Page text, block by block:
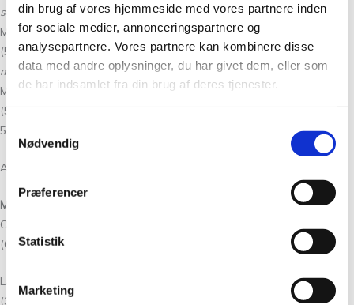
din brug af vores hjemmeside med vores partnere inden
for sociale medier, annonceringspartnere og
analysepartnere. Vores partnere kan kombinere disse
data med andre oplysninger, du har givet dem, eller som
de har indsamlet fra din brug af deres tjenester.
Nødvendig
Præferencer
Statistik
Marketing
sammen med(50) 100 (100) 100 (100) 100 g Isager Alpaca 1 fv E0
Mønsterfarve A:
(50) 50-100 (100) 100 (100) 100 g Isager Merilin fv 9holdt sammen
med(50) 50 (50) 50 (50) 50 g Isager Alpaca 1 fv E8s
Mønsterfarve B:
(50) 50 (50) 50 (50) 50 g Isager Merilin fv 30holdt sammen med(50)
50 (50) 50 (50) 50 g Isager Alpaca 1 fv 30
Alternativ version i Isager Jensen Yarn findes
MÅL
Overvidde:
(69) 74 (80) 86 (91) 97 cm
Længde (målt midt bag ekskl. halskant):
(37) 43 (44) 46 (49) 51 cm.